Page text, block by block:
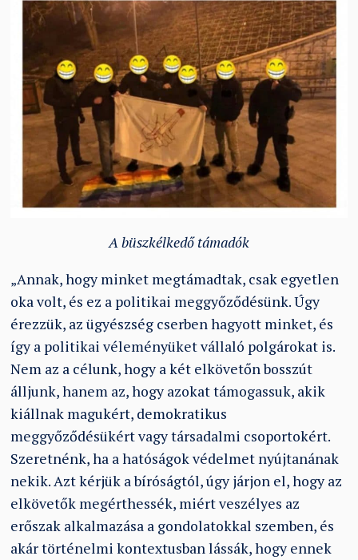
A büszkélkedő támadók
„Annak, hogy minket megtámadtak, csak egyetlen
oka volt, és ez a politikai meggyőződésünk. Úgy
érezzük, az ügyészség cserben hagyott minket, és
így a politikai véleményüket vállaló polgárokat is.
Nem az a célunk, hogy a két elkövetőn bosszút
álljunk, hanem az, hogy azokat támogassuk, akik
kiállnak magukért, demokratikus
meggyőződésükért vagy társadalmi csoportokért.
Szeretnénk, ha a hatóságok védelmet nyújtanának
nekik. Azt kérjük a bíróságtól, úgy járjon el, hogy az
elkövetők megérthessék, miért veszélyes az
erőszak alkalmazása a gondolatokkal szemben, és
akár történelmi kontextusban lássák, hogy ennek